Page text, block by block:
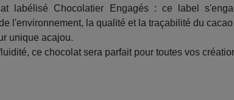
labélisé Chocolatier Engagés : ce label
l'environnement, la qualité et la traçabilité du
unique acajou.
ce chocolat sera parfait pour toutes vos